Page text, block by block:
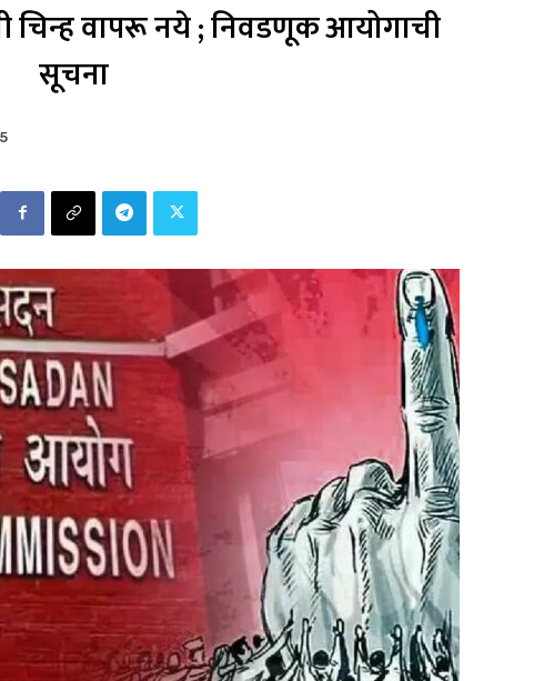
चिन्ह वापरू नये ; निवडणूक आयोगाची
सूचना